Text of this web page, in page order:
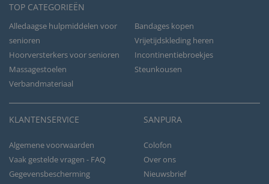
TOP CATEGORIEËN
Alledaagse hulpmiddelen voor
senioren
Bandages kopen
Vrijetijdskleding heren
Hoorversterkers voor senioren
Incontinentiebroekjes
Massagestoelen
Steunkousen
Verbandmateriaal
KLANTENSERVICE
Algemene voorwaarden
Vaak gestelde vragen - FAQ
Gegevensbescherming
SANPURA
Colofon
Over ons
Nieuwsbrief